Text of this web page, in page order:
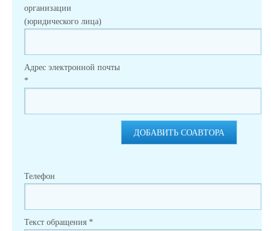
организации
(юридического лица)
Адрес электронной почты
*
ДОБАВИТЬ СОАВТОРА
Телефон
Текст обращения *